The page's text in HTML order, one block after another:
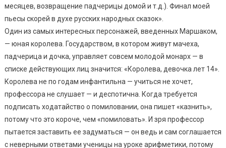
месяцев, возвращение падчерицы домой и т.д.). Финал моей
пьесы скорей в духе русских народных сказок».
Один из самых интересных персонажей, введенных Маршаком,
— юная королева. Государством, в котором живут мачеха,
падчерица и дочка, управляет совсем молодой монарх — в
списке действующих лиц значится: «Королева, девочка лет 14».
Королева не по годам инфантильна — учиться не хочет,
профессора не слушает — и деспотична. Когда требуется
подписать ходатайство о помиловании, она пишет «казнить»,
потому что это короче, чем «помиловать». И зря профессор
пытается заставить ее задуматься — он ведь и сам соглашается
с неверными ответами ученицы на уроке арифметики, потому